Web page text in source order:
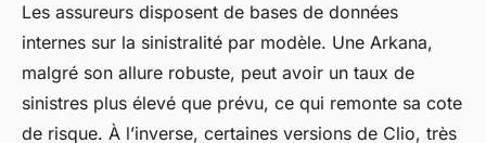
Les assureurs disposent de bases de données
internes sur la sinistralité par modèle. Une Arkana,
malgré son allure robuste, peut avoir un taux de
sinistres plus élevé que prévu, ce qui remonte sa cote
de risque. À l’inverse, certaines versions de Clio, très